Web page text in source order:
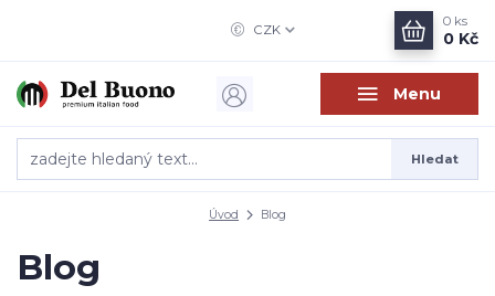
Menu
CZK
Hledat
0 ks
0 Kč
Úvod Blog
Blog